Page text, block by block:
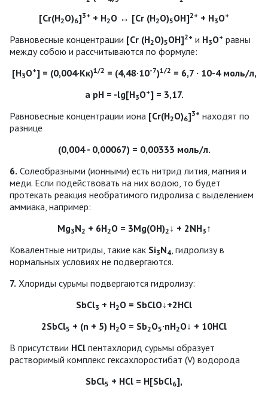
[Cr(Н2О)6]3+ + Н2О ↔ [Cr (Н2О)5ОН]2+ + Н3О+
Равновесные концентрации [Cr (Н2О)5ОН]2+ и Н3О+ равны
между собою и рассчитываются по формуле:
[Н3О+] = (0,004·Кк)1/2 = (4,48·10-7)1/2 = 6,7 · 10-4 моль/л,
a pH = -lg[Н3О+] = 3,17.
Равновесные концентрации иона [Сr(Н2О)6]3+ находят по
разнице
(0,004 - 0,00067) = 0,00333 моль/л.
6. Солеобразными (ионными) есть нитрид лития, магния и
меди. Если подействовать на них водою, то будет
протекать реакция необратимого гидролиза с выделением
аммиака, например:
Mg3N2 + 6Н2О = 3Mg(OH)2 ↓ + 2NH3 ↑
Ковалентные нитриды, такие как Si3N4, гидролизу в
нормальных условиях не подвергаются.
7. Хлориды сурьмы подвергаются гидролизу:
SbCl3 + Н2О = SbClO↓+2НСl
2SbCl5 + (n + 5) Н2О = Sb2О5·nН2О↓ + 10НСl
В присутствии НСl пентахлорид сурьмы образует
растворимый комплекс гексахлоростибат (V) водорода
SbCl5 + НСl = H[SbCl6],